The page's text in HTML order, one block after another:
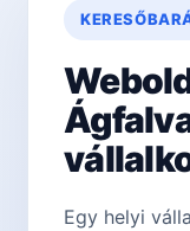
Egy helyi